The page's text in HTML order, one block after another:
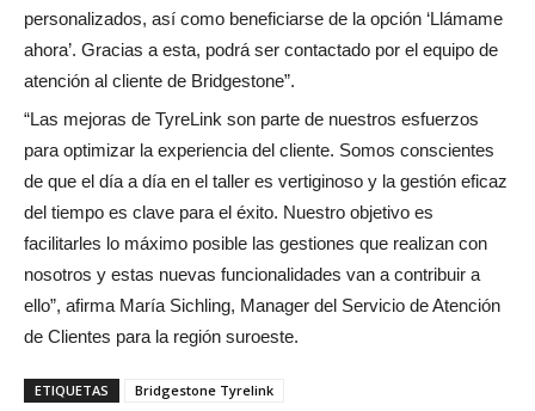
personalizados, así como beneficiarse de la opción ‘Llámame
ahora’. Gracias a esta, podrá ser contactado por el equipo de
atención al cliente de Bridgestone”.
“Las mejoras de TyreLink son parte de nuestros esfuerzos
para optimizar la experiencia del cliente. Somos conscientes
de que el día a día en el taller es vertiginoso y la gestión eficaz
del tiempo es clave para el éxito. Nuestro objetivo es
facilitarles lo máximo posible las gestiones que realizan con
nosotros y estas nuevas funcionalidades van a contribuir a
ello”, afirma María Sichling, Manager del Servicio de Atención
de Clientes para la región suroeste.
ETIQUETAS Bridgestone Tyrelink